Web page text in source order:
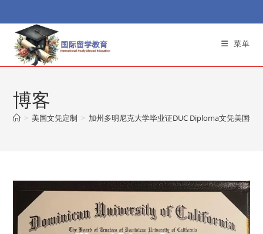
to
content
菜单
博客
> 美国文凭定制 > 加州多明尼克大学毕业证DUC Diploma文凭美国学